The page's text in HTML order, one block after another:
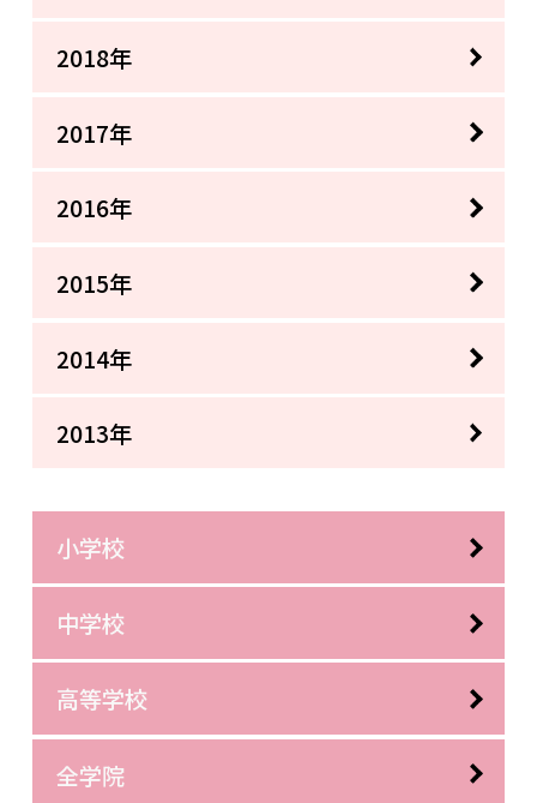
2018年
2017年
2016年
2015年
2014年
2013年
小学校
中学校
高等学校
全学院